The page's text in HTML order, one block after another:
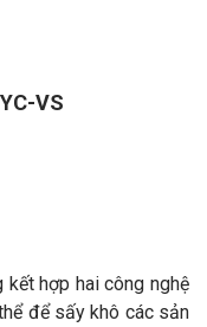
VS
hợp hai công nghệ
để sấy khô các sản